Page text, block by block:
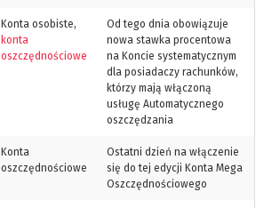
Konta osobiste,
konta
oszczędnościowe
Od tego dnia obowiązuje
nowa stawka procentowa
na Koncie systematycznym
dla posiadaczy rachunków,
którzy mają włączoną
usługę Automatycznego
oszczędzania
Konta
oszczędnościowe
Ostatni dzień na włączenie
się do tej edycji Konta Mega
Oszczędnościowego